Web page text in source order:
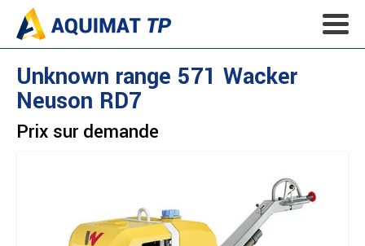
Unknown range 571 Wacker
Neuson RD7
Prix sur demande